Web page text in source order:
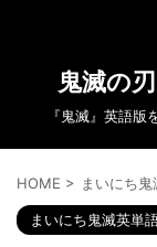
鬼滅の
『鬼滅』英語
HOME > まいにち
まいにち鬼滅英単